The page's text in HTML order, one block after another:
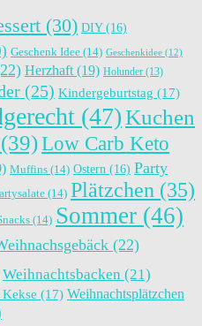
(30) DIY(16)
Geschenk Idee (14) Geschenkidee (12)
Herzhaft(19) Holunder (13)
(25) Kindergeburtstag (17)
(47)Kuchen
(39)Low Carb Keto
Muffins (14) Ostern (16) Party
(14) Plätzchen (35)
(14) Sommer (46)
(22)
Weihnachtsbacken (21)
(17) Weihnachtsplätzchen